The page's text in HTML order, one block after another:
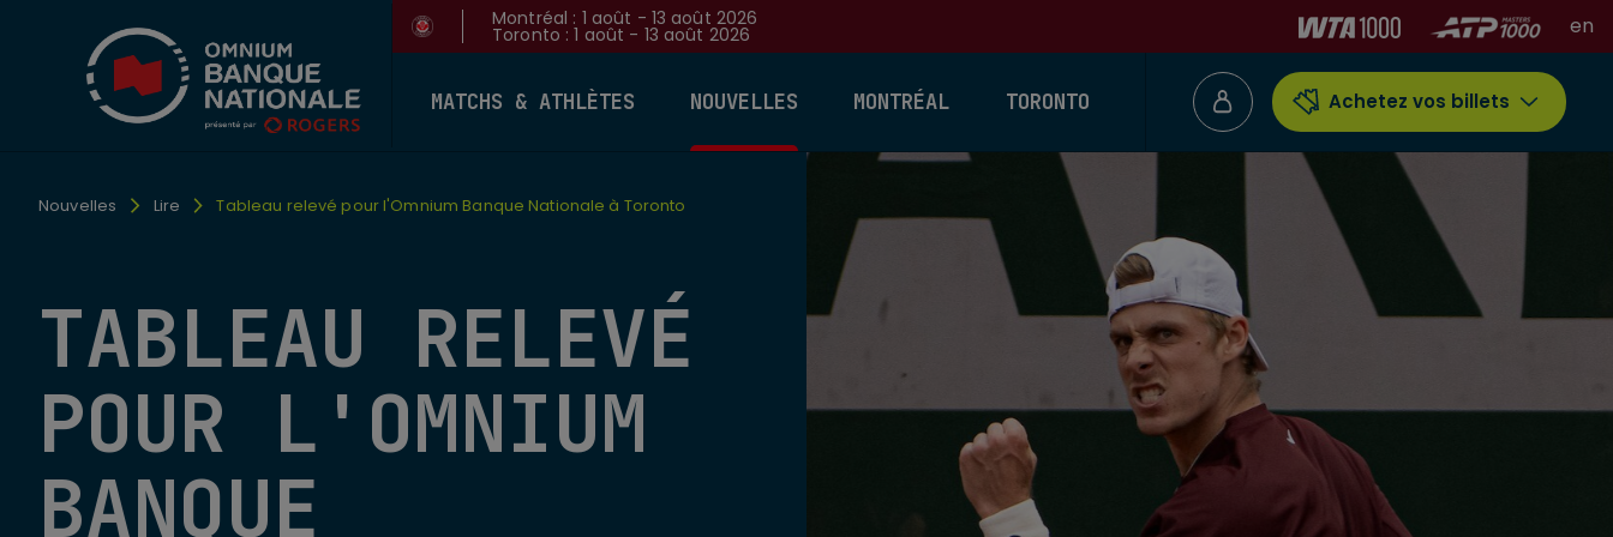
Montréal : 1 août - 13 août 2026
Toronto : 1 août - 13 août 2026 en
MATCHS & ATHLÈTES NOUVELLES MONTRÉAL TORONTO Achetez vos billets
Nouvelles Lire Tableau relevé pour l'Omnium Banque Nationale à Toronto
TABLEAU RELEVÉ
POUR L'OMNIUM
BANQUE